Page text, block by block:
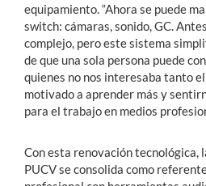
equipamiento. “Ahora se puede
switch: cámaras, sonido, GC.
complejo, pero este sistema
de que una sola persona puede
quienes no nos interesaba tanto
motivado a aprender más y
para el trabajo en medios
Con esta renovación tecnológica,
PUCV se consolida como